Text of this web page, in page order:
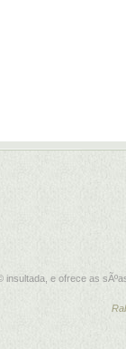
insultada, e ofrece as